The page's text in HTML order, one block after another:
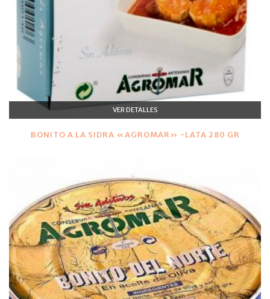
VER DETALLES
BONITO A LA SIDRA «AGROMAR» -LATA 280 GR